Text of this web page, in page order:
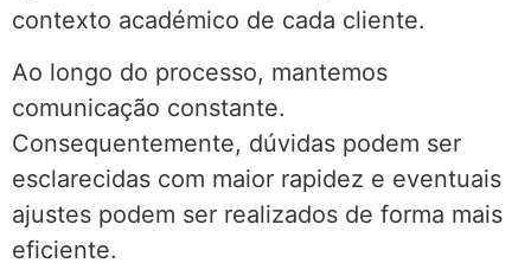
contexto académico de cada cliente.
Ao longo do processo, mantemos
comunicação constante.
Consequentemente, dúvidas podem ser
esclarecidas com maior rapidez e eventuais
ajustes podem ser realizados de forma mais
eficiente.